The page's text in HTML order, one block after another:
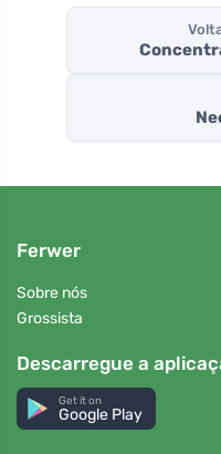
Ferwer
Sobre nós
Grossista
Descarregue a
Get it on
Google Play